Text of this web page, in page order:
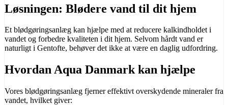
Løsningen: Blødere vand til dit hjem
Et blødgøringsanlæg kan hjælpe med at reducere kalkindholdet i
vandet og forbedre kvaliteten i dit hjem. Selvom hårdt vand er
naturligt i Gentofte, behøver det ikke at være en daglig udfordring.
Hvordan Aqua Danmark kan hjælpe
Vores blødgøringsanlæg fjerner effektivt overskydende mineraler fra
vandet, hvilket giver: